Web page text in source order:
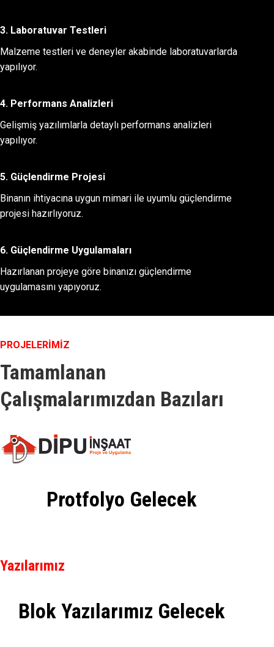
3. Laboratuvar Testleri
Malzeme testleri ve deneyler akabinde laboratuvarlarda
yapılıyor.
4. Performans Analizleri
Gelişmiş yazılımlarla detaylı performans analizleri
yapılıyor.
5. Güçlendirme Projesi
Binanın ihtiyacına uygun mimari ile uyumlu güçlendirme
projesi hazırlıyoruz.
6. Güçlendirme Uygulamaları
Hazırlanan projeye göre binanızı güçlendirme
uygulamasını yapıyoruz.
PROJELERİMİZ
Tamamlanan
Çalışmalarımızdan Bazıları
Protfolyo Gelecek
Yazılarımız
Blok Yazılarımız Gelecek